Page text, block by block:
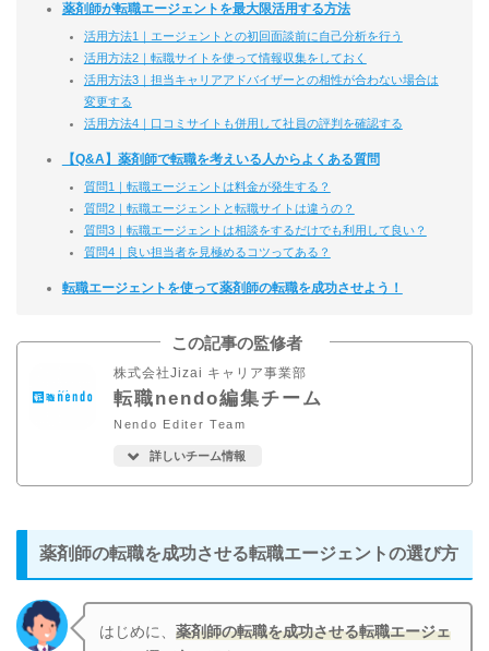
薬剤師が転職エージェントを最大限活用する方法
活用方法1｜エージェントとの初回面談前に自己分析を行う
活用方法2｜転職サイトを使って情報収集をしておく
活用方法3｜担当キャリアアドバイザーとの相性が合わない場合は
変更する
活用方法4｜口コミサイトも併用して社員の評判を確認する
【Q&A】薬剤師で転職を考えいる人からよくある質問
質問1｜転職エージェントは料金が発生する？
質問2｜転職エージェントと転職サイトは違うの？
質問3｜転職エージェントは相談をするだけでも利用して良い？
質問4｜良い担当者を見極めるコツってある？
転職エージェントを使って薬剤師の転職を成功させよう！
この記事の監修者
株式会社Jizai キャリア事業部
転職nendo編集チーム
Nendo Editer Team
詳しいチーム情報
薬剤師の転職を成功させる転職エージェントの選び方
はじめに、薬剤師の転職を成功させる転職エージェ